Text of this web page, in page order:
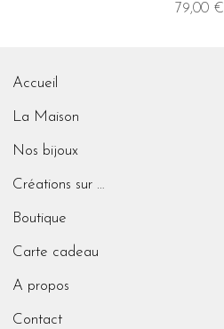
Prix
79,00 €
Accueil
La Maison
Nos bijoux
Créations sur mesure
Boutique
Carte cadeau
A propos
Contact